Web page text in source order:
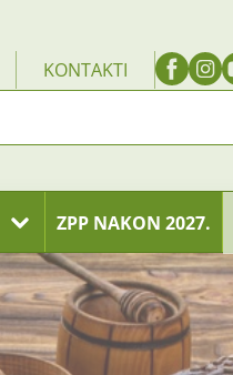
KONTAKTI
ZPP NAKON 2027.